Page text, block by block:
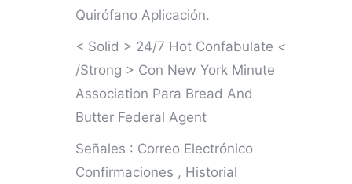
Quirófano Aplicación.
< Solid > 24/7 Hot Confabulate <
/Strong > Con New York Minute
Association Para Bread And
Butter Federal Agent
Señales : Correo Electrónico
Confirmaciones , Historial